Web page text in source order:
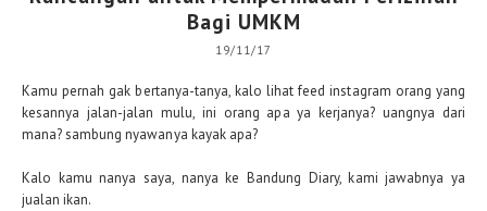
Bagi UMKM
19/11/17
Kamu pernah gak bertanya-tanya, kalo lihat feed instagram orang yang
kesannya jalan-jalan mulu, ini orang apa ya kerjanya? uangnya dari
mana? sambung nyawanya kayak apa?
Kalo kamu nanya saya, nanya ke Bandung Diary, kami jawabnya ya
jualan ikan.